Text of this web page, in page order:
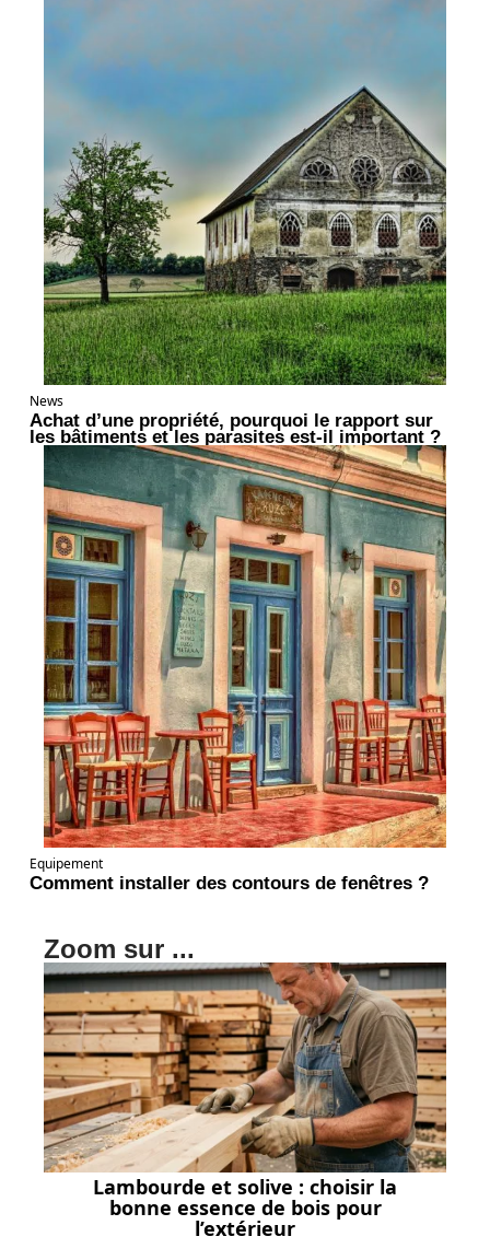
News
Achat d’une propriété, pourquoi le rapport sur
les bâtiments et les parasites est-il important ?
Equipement
Comment installer des contours de fenêtres ?
Zoom sur ...
Lambourde et solive : choisir la
bonne essence de bois pour
l’extérieur